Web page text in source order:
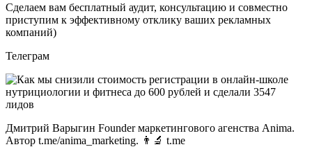
Сделаем вам бесплатный аудит, консультацию и совместно
приступим к эффективному отклику ваших рекламных
компаний)
Телеграм
Дмитрий Варыгин Founder маркетингового агенства Anima.
Автор t.me/anima_marketing. 👨‍🔬 t.me